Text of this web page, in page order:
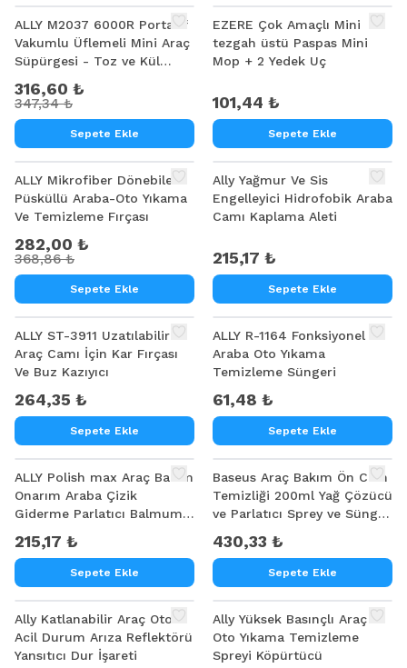
ALLY M2037 6000R Portatif
Vakumlu Üflemeli Mini Araç
Süpürgesi - Toz ve Kül
316,60 ₺
347,34 ₺
Sepete Ekle
EZERE Çok Amaçlı Mini
tezgah üstü Paspas Mini
Mop + 2 Yedek Uç
101,44 ₺
Sepete Ekle
ALLY Mikrofiber Dönebilen
Püsküllü Araba-Oto Yıkama
Ve Temizleme Fırçası
282,00 ₺
368,86 ₺
Sepete Ekle
Ally Yağmur Ve Sis
Engelleyici Hidrofobik Araba
Camı Kaplama Aleti
215,17 ₺
Sepete Ekle
ALLY ST-3911 Uzatılabilir
Araç Camı İçin Kar Fırçası
Ve Buz Kazıyıcı
264,35 ₺
Sepete Ekle
ALLY R-1164 Fonksiyonel
Araba Oto Yıkama
Temizleme Süngeri
61,48 ₺
Sepete Ekle
ALLY Polish max Araç Bakım
Onarım Araba Çizik
Giderme Parlatıcı Balmumu
Oksidasyo
215,17 ₺
Sepete Ekle
Baseus Araç Bakım Ön Cam
Temizliği 200ml Yağ Çözücü
ve Parlatıcı Sprey ve Sünger
430,33 ₺
Sepete Ekle
Ally Katlanabilir Araç Oto
Acil Durum Arıza Reflektörü
Yansıtıcı Dur İşareti
Ally Yüksek Basınçlı Araç
Oto Yıkama Temizleme
Spreyi Köpürtücü